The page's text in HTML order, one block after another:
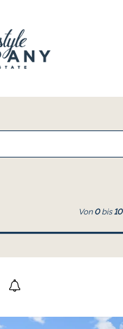
Von 0 bis 10